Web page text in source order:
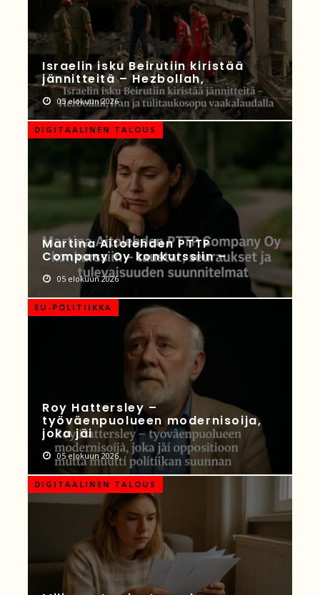
Israelin isku Beirutiin kiristää
jännitteitä – Hezbollah,
05 elokuun 2026
DIGITAALINEN TALOUS
Martina Aitolehden PTTP
Company Oy konkurssiin –
05 elokuun 2026
EU-POLITIIKKA
Roy Hattersley –
työväenpuolueen modernisoija,
joka jäi
05 elokuun 2026
DIGITAALINEN TALOUS